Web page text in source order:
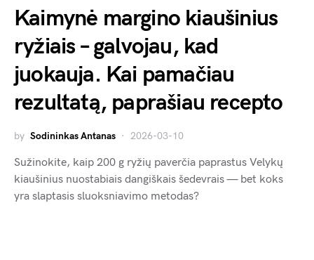
Kaimynė margino kiaušinius
ryžiais – galvojau, kad
juokauja. Kai pamačiau
rezultatą, paprašiau recepto
by Sodininkas Antanas 2026-03-10
Sužinokite, kaip 200 g ryžių paverčia paprastus Velykų
kiaušinius nuostabiais dangiškais šedevrais — bet koks
yra slaptasis sluoksniavimo metodas?